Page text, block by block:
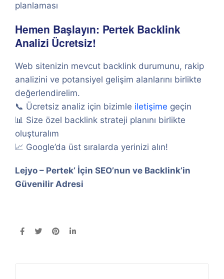
planlaması
Hemen Başlayın: Pertek Backlink
Analizi Ücretsiz!
Web sitenizin mevcut backlink durumunu, rakip
analizini ve potansiyel gelişim alanlarını birlikte
değerlendirelim.
📞 Ücretsiz analiz için bizimle iletişime geçin
📊 Size özel backlink strateji planını birlikte
oluşturalım
📈 Google’da üst sıralarda yerinizi alın!
Lejyo – Pertek’ İçin SEO’nun ve Backlink’in
Güvenilir Adresi